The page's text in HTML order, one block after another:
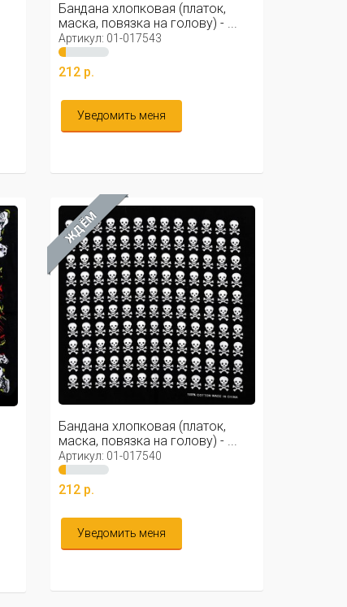
Бандана хлопковая (платок,
маска, повязка на голову) - ...
Артикул: 01-017543
212 р.
Уведомить меня
ЖДЁМ
Бандана хлопковая (платок,
маска, повязка на голову) - ...
Артикул: 01-017540
212 р.
Уведомить меня